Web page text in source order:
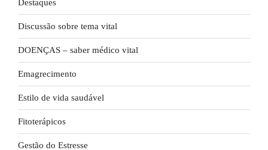
Destaques
Discussão sobre tema vital
DOENÇAS – saber médico vital
Emagrecimento
Estilo de vida saudável
Fitoterápicos
Gestão do Estresse